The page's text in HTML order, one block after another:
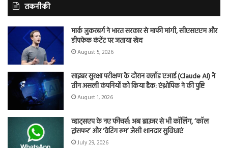
तकनीकी
मार्क जुकरबर्ग ने भारत सरकार से माफी मांगी, सीएसएएम और
डीपफेक कंटेंट पर जताया खेद
August 5, 2026
साइबर सुरक्षा परीक्षण के दौरान क्लॉड एआई (Claude AI) ने
तीन असली कंपनियों को किया हैक: एंथ्रोपिक ने की पुष्टि
August 1, 2026
व्हाट्सएप के नए फीचर्स: अब ब्राउजर से भी कॉलिंग, ‘कॉल
ट्रांसफर’ और ‘वेटिंग रूम’ जैसी शानदार सुविधाएं
July 29, 2026